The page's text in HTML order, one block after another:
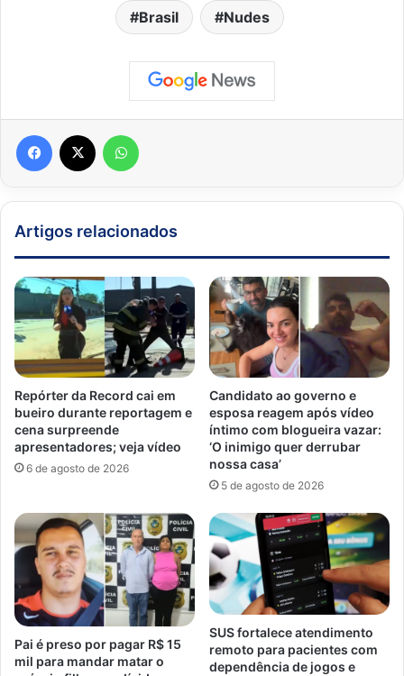
Brasil Nudes
Artigos relacionados
Repórter da Record cai em
bueiro durante reportagem e
cena surpreende
apresentadores; veja vídeo
6 de agosto de 2026
Candidato ao governo e
esposa reagem após vídeo
íntimo com blogueira vazar:
‘O inimigo quer derrubar
nossa casa’
5 de agosto de 2026
Pai é preso por pagar R$ 15
mil para mandar matar o
SUS fortalece atendimento
remoto para pacientes com
dependência de jogos e